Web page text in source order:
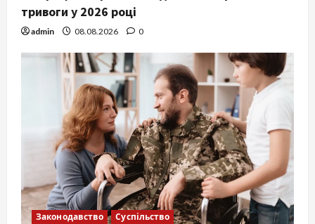
тривоги у 2026 році
admin 08.08.2026 0
Законодавство Суспільство